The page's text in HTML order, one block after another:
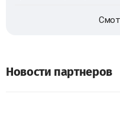
Новости партнеров